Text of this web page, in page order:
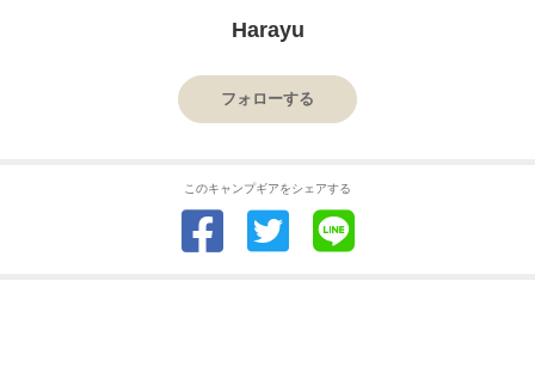
Harayu
フォローする
このキャンプギアをシェアする